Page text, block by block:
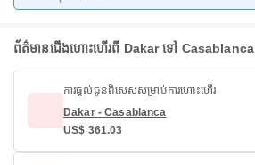
ព័ត៌មានជើងហោះហើរពី Dakar ទៅ Casablanca
ការផ្តល់ជូនពិសេសសម្រាប់ការហោះហើរ
Dakar - Casablanca
US$ 361.03